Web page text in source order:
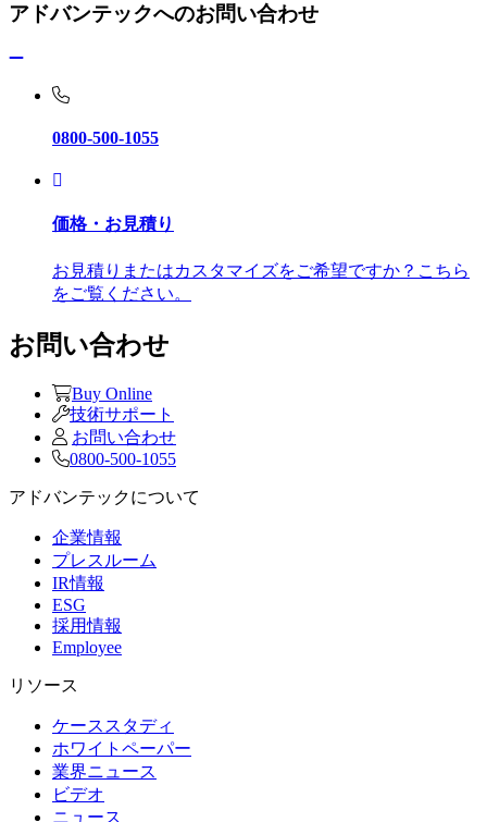
アドバンテックへのお問い合わせ
0800-500-1055
価格・お見積り
お見積りまたはカスタマイズをご希望ですか？こちら
をご覧ください。
お問い合わせ
Buy Online
技術サポート
お問い合わせ
0800-500-1055
アドバンテックについて
企業情報
プレスルーム
IR情報
ESG
採用情報
Employee
リソース
ケーススタディ
ホワイトペーパー
業界ニュース
ビデオ
ニュース